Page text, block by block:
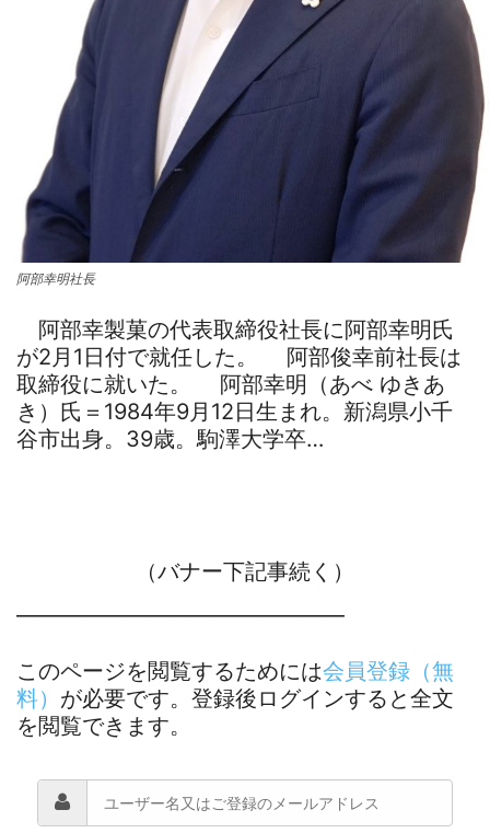
阿部幸明社長
阿部幸製菓の代表取締役社長に阿部幸明氏
が2月1日付で就任した。 阿部俊幸前社長は
取締役に就いた。 阿部幸明（あべ ゆきあ
き）氏＝1984年9月12日生まれ。新潟県小千
谷市出身。39歳。駒澤大学卒…
（バナー下記事続く）
―――――――――――――――
このページを閲覧するためには会員登録（無
料） が必要です。登録後ログインすると全文
を閲覧できます。